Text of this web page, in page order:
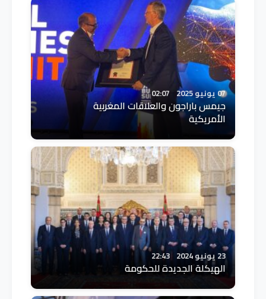
07 يونيو 2025 02:07
جيمس باراجون والعلاقات المغربية
الأمريكية
23 يونيو 2024 22:43
الهيكلة الجديدة للحكومة